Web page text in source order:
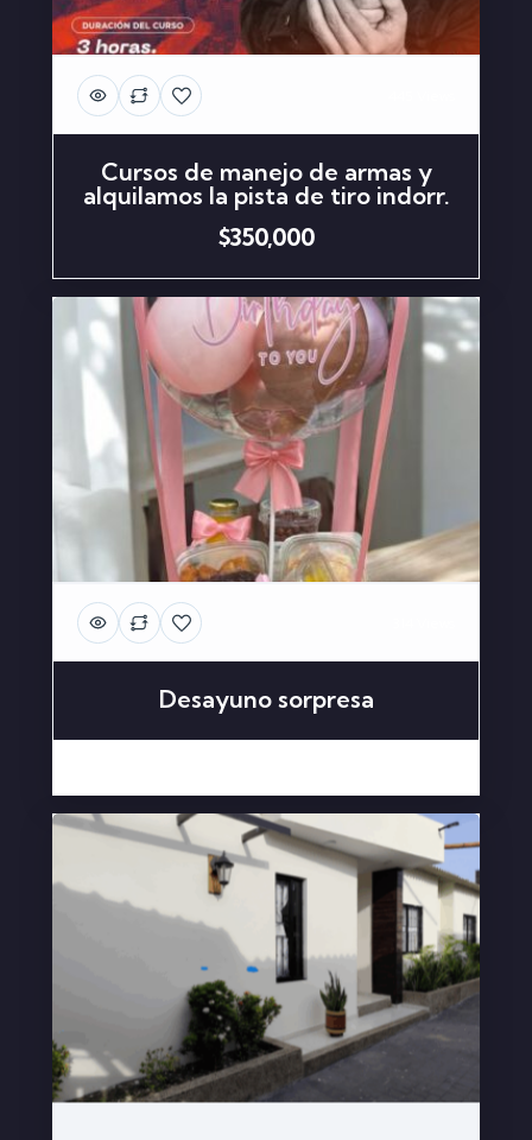
Cursos de manejo de armas y
alquilamos la pista de tiro indorr.
$350,000
Desayuno sorpresa